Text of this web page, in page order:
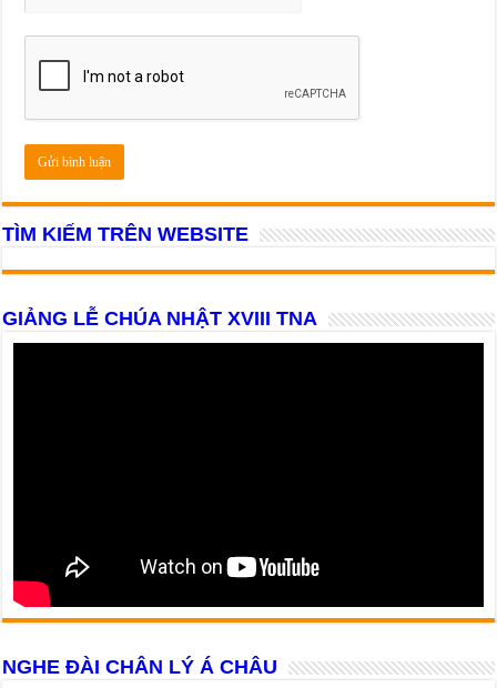
TÌM KIẾM TRÊN WEBSITE
GIẢNG LỄ CHÚA NHẬT XVIII TNA
NGHE ĐÀI CHÂN LÝ Á CHÂU